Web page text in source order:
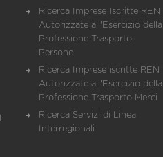
Ricerca Imprese Iscritte REN
Autorizzate all'Esercizio della
Professione Trasporto
Persone
Ricerca Imprese iscritte REN
Autorizzate all'Esercizio della
Professione Trasporto Merci
Ricerca Servizi di Linea
Interregionali